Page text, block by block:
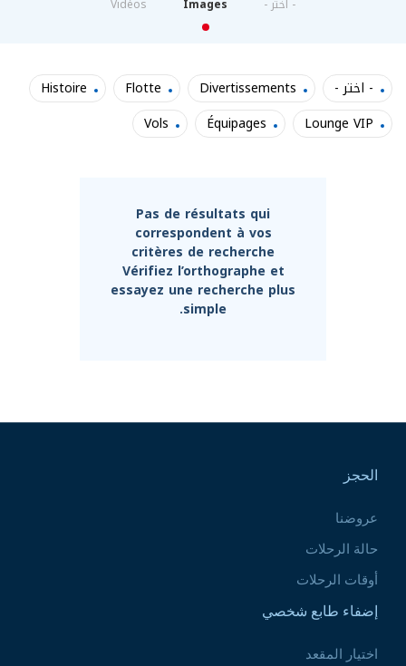
shortcut
activates
the
screen
- اختر - Images
Vidéos
- اختر - Divertissements
Flotte
Histoire
Lounge VIP
Équipages
Vols
Pas de résultats qui
correspondent à vos
critères de recherche
Vérifiez l’orthographe et
essayez une recherche plus
simple.
الحجز
عروضنا
حالة الرحلات
أوقات الرحلات
إضفاء طابع شخصي
اختيار المقعد